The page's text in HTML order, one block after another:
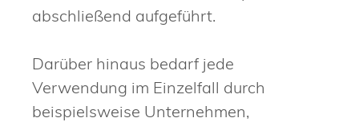
abschließend aufgeführt.
Darüber hinaus bedarf jede
Verwendung im Einzelfall durch
beispielsweise Unternehmen,